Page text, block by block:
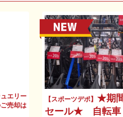
エリー
売却は
【スポーツデポ】 ★期
セール★ 自転車